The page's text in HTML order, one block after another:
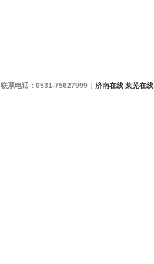
联系电话：0531-75627999 济南在线 莱芜在线